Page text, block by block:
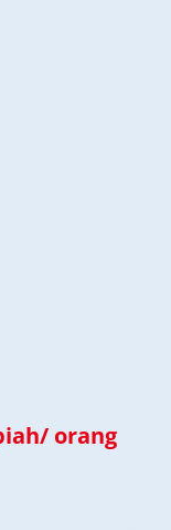
orang